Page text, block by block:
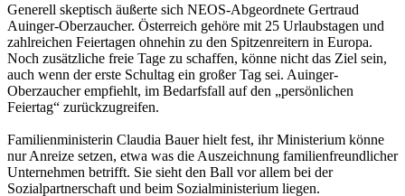
Generell skeptisch äußerte sich NEOS-Abgeordnete Gertraud
Auinger-Oberzaucher. Österreich gehöre mit 25 Urlaubstagen und
zahlreichen Feiertagen ohnehin zu den Spitzenreitern in Europa.
Noch zusätzliche freie Tage zu schaffen, könne nicht das Ziel sein,
auch wenn der erste Schultag ein großer Tag sei. Auinger-
Oberzaucher empfiehlt, im Bedarfsfall auf den „persönlichen
Feiertag“ zurückzugreifen.
Familienministerin Claudia Bauer hielt fest, ihr Ministerium könne
nur Anreize setzen, etwa was die Auszeichnung familienfreundlicher
Unternehmen betrifft. Sie sieht den Ball vor allem bei der
Sozialpartnerschaft und beim Sozialministerium liegen.